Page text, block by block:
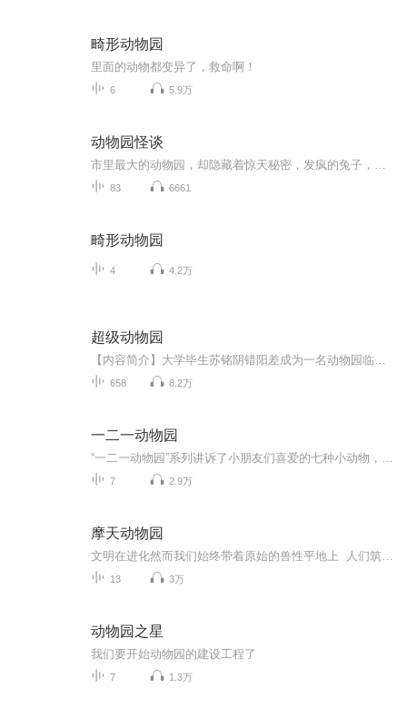
畸形动物园
里面的动物都变异了，救命啊！
6 5.9万
动物园怪谈
83 6661
畸形动物园
4 4.2万
超级动物园
658 8.2万
一二一动物园
7 2.9万
摩天动物园
13 3万
动物园之星
我们要开始动物园的建设工程了
7 1.3万